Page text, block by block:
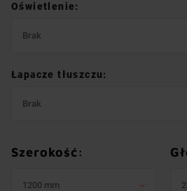
Oświetlenie:
Brak
Łapacze tłuszczu:
Brak
Szerokość:
1200 mm